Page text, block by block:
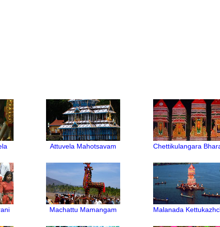
Attuvela Mahotsavam Chettikulangara
Machattu Mamangam Malanada